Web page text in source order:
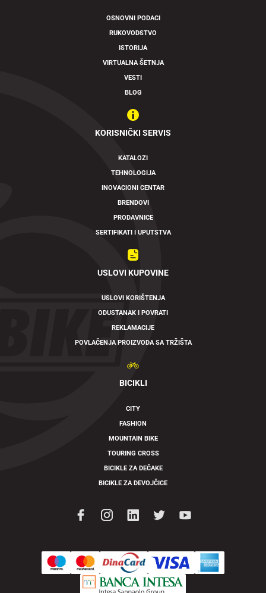
Swipe to spin
OSNOVNI PODACI
RUKOVODSTVO
ISTORIJA
VIRTUALNA ŠETNJA
VESTI
BLOG
KORISNIČKI SERVIS
KATALOZI
TEHNOLOGIJA
INOVACIONI CENTAR
BRENDOVI
PRODAVNICE
SERTIFIKATI I UPUTSTVA
USLOVI KUPOVINE
USLOVI KORIŠTENJA
ODUSTANAK I POVRATI
REKLAMACIJE
POVLAČENJA PROIZVODA SA TRŽIŠTA
BICIKLI
CITY
FASHION
MOUNTAIN BIKE
TOURING CROSS
BICIKLE ZA DEČAKE
BICIKLE ZA DEVOJČICE